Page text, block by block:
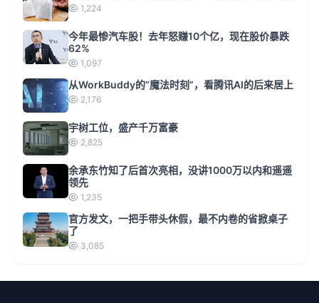
1,224
今年最惨汽车股！去年怒赚10个亿，现在股价暴跌
62%
1,097
从WorkBuddy的“魔法时刻”，看腾讯AI的后来居上
2,176
宇树工位，盛产千万富豪
2,825
余承东竹知了后首次亮相，没讲1000万以内和遥遥
领先
1,235
官方发文，一把手带头休假，最不内卷的省掀桌子
了
3,085